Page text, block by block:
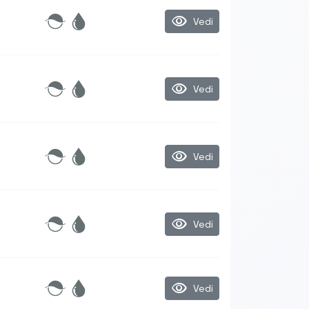
visibility Vedi
visibility Vedi
visibility Vedi
visibility Vedi
visibility Vedi